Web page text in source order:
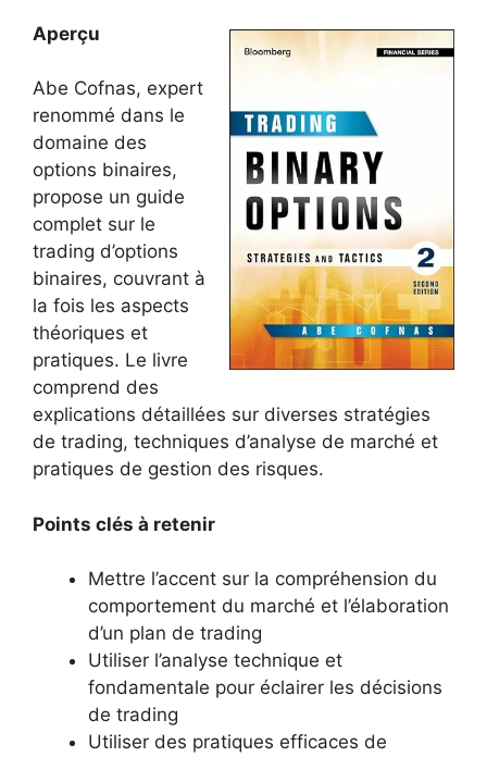
Aperçu
Abe Cofnas, expert
renommé dans le
domaine des
options binaires,
propose un guide
complet sur le
trading d’options
binaires, couvrant à
la fois les aspects
théoriques et
pratiques. Le livre
comprend des
explications détaillées sur diverses stratégies
de trading, techniques d’analyse de marché et
pratiques de gestion des risques.
Points clés à retenir
Mettre l’accent sur la compréhension du
comportement du marché et l’élaboration
d’un plan de trading
Utiliser l’analyse technique et
fondamentale pour éclairer les décisions
de trading
Utiliser des pratiques efficaces de